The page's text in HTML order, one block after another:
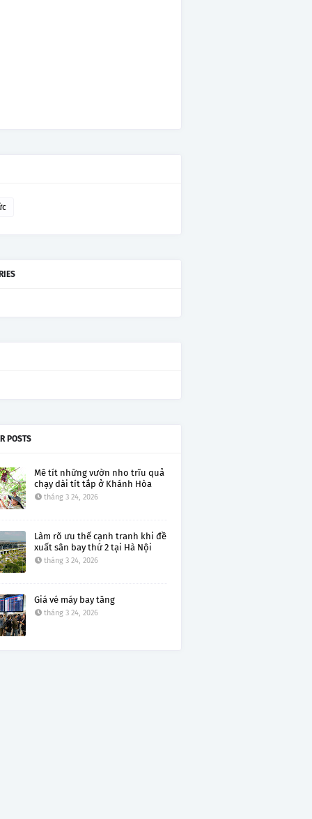
POSTS
Mê tít những vườn nho trĩu quả
chạy dài tít tắp ở Khánh Hòa
tháng 3 24, 2026
Làm rõ ưu thế cạnh tranh khi đề
xuất sân bay thứ 2 tại Hà Nội
tháng 3 24, 2026
Giá vé máy bay tăng
tháng 3 24, 2026